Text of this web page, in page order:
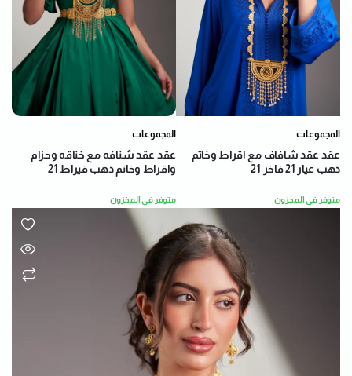
المجموعات
عقد عقد شنافه مع خناقه وحزام
واقراط وخاتم ذهب قيراط 21
متوفر في المخزون
المجموعات
عقد عقد شافاف مع اقراط وخاتم
ذهب عيار 21 فاخر 21
متوفر في المخزون